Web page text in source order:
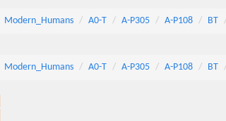
Modern_Humans A0-T A-P305 A-P108 BT
Modern_Humans A0-T A-P305 A-P108 BT